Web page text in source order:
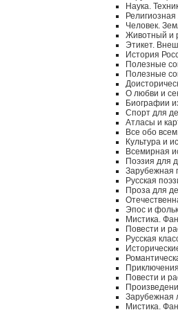
Наука.
Человек.
Животный и
Этикет.
История
Полезные
Полезные
О любви и
Биографии
Спорт для
Атласы и
Все обо
Культура и
Всемирная
Поэзия для
Зарубежная
Русская
Проза для
Эпос и
Мистика.
Повести и
Русская
Повести и
Зарубежная
Мистика.